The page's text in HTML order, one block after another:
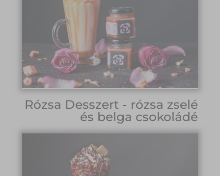
Rózsa Desszert - rózsa zselé
és belga csokoládé